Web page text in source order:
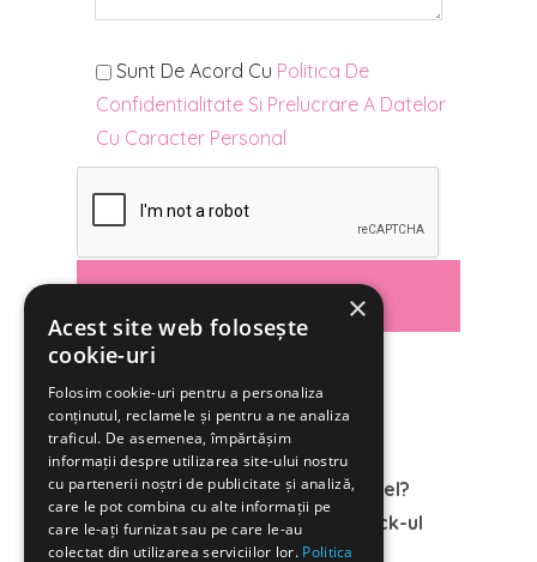
Sunt De Acord Cu Politica De
Confidentialitate Si Prelucrare A Datelor
Cu Caracter Personal
Ai apelat la serviciile dr. Ana Oțel?
Lasă un comentariu cu feedback-ul
tău.
×
Acest site web folosește
cookie-uri
Folosim cookie-uri pentru a personaliza
conținutul, reclamele și pentru a ne analiza
traficul. De asemenea, împărtășim
informații despre utilizarea site-ului nostru
cu partenerii noștri de publicitate și analiză,
care le pot combina cu alte informații pe
care le-ați furnizat sau pe care le-au
colectat din utilizarea serviciilor lor. Politica